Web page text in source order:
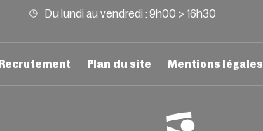
Du lundi au vendredi : 9h00 > 16h30
Recrutement Plan du site Mentions légales